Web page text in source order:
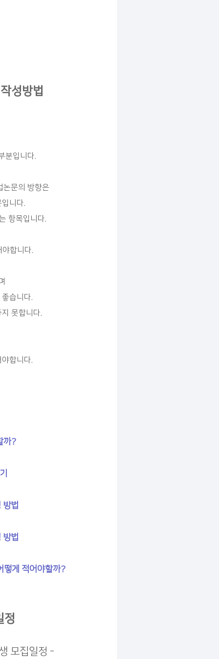
성방법
분입니다.
논문의 방향은
니다.
항목입니다.
합니다.
습니다.
못합니다.
합니다.
까?
법
법
떻게 적어야할까?
정
모집일정 -